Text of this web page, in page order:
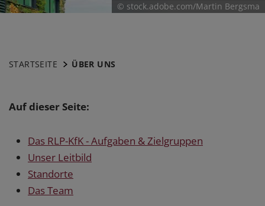
© stock.adobe.com/Martin Bergsma
STARTSEITE ÜBER UNS
Auf dieser Seite:
Das RLP-KfK - Aufgaben & Zielgruppen
Unser Leitbild
Standorte
Das Team